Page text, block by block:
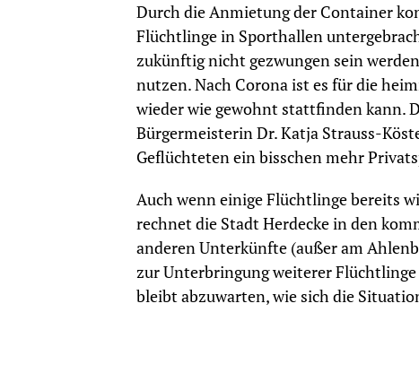
Durch die Anmietung der Container
Flüchtlinge in Sporthallen
zukünftig nicht gezwungen sein
nutzen. Nach Corona ist es für die
wieder wie gewohnt stattfinden kann.
Bürgermeisterin Dr. Katja Strauss-
Geflüchteten ein bisschen mehr
Auch wenn einige Flüchtlinge bereits
rechnet die Stadt Herdecke in den
anderen Unterkünfte (außer am
zur Unterbringung weiterer Flüchtlinge
bleibt abzuwarten, wie sich die